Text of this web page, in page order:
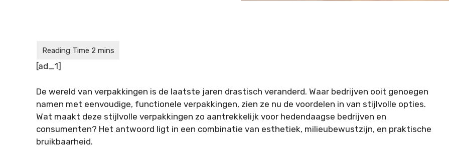
[ad_1]
De wereld van verpakkingen is de laatste jaren drastisch veranderd. Waar bedrijven ooit genoegen
namen met eenvoudige, functionele verpakkingen, zien ze nu de voordelen in van stijlvolle opties.
Wat maakt deze stijlvolle verpakkingen zo aantrekkelijk voor hedendaagse bedrijven en
consumenten? Het antwoord ligt in een combinatie van esthetiek, milieubewustzijn, en praktische
bruikbaarheid.